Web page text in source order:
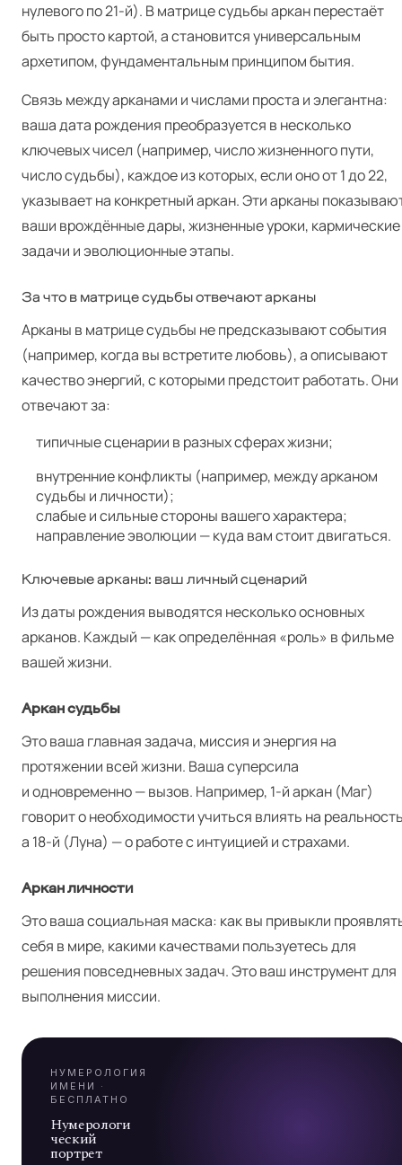
нулевого по 21‑й). В матрице судьбы аркан перестаёт
быть просто картой, а становится универсальным
архетипом, фундаментальным принципом бытия.
Связь между арканами и числами проста и элегантна:
ваша дата рождения преобразуется в несколько
ключевых чисел (например, число жизненного пути,
число судьбы), каждое из которых, если оно от 1 до 22,
указывает на конкретный аркан. Эти арканы
ваши врождённые дары, жизненные уроки, кармические
задачи и эволюционные этапы.
За что в матрице судьбы отвечают арканы
Арканы в матрице судьбы не предсказывают события
(например, когда вы встретите любовь), а описывают
качество энергий, с которыми предстоит работать. Они
отвечают за:
типичные сценарии в разных сферах жизни;
внутренние конфликты (например, между арканом
судьбы и личности);
слабые и сильные стороны вашего характера;
направление эволюции — куда вам стоит двигаться.
Ключевые арканы: ваш личный сценарий
Из даты рождения выводятся несколько основных
арканов. Каждый — как определённая «роль» в фильме
вашей жизни.
Аркан судьбы
Это ваша главная задача, миссия и энергия на
протяжении всей жизни. Ваша суперсила
и одновременно — вызов. Например, 1‑й аркан (Маг)
говорит о необходимости учиться влиять на
а 18‑й (Луна) — о работе с интуицией и страхами.
Аркан личности
Это ваша социальная маска: как вы привыкли
себя в мире, какими качествами пользуетесь для
решения повседневных задач. Это ваш инструмент для
выполнения миссии.
НУМЕРОЛОГИЯ
ИМЕНИ ·
БЕСПЛАТНО
Нумерологи
ческий
портрет